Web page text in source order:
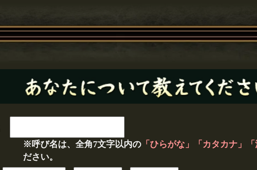
※呼び名は、全角7文字以内の 「ひらがな」「カタカナ」
ださい。